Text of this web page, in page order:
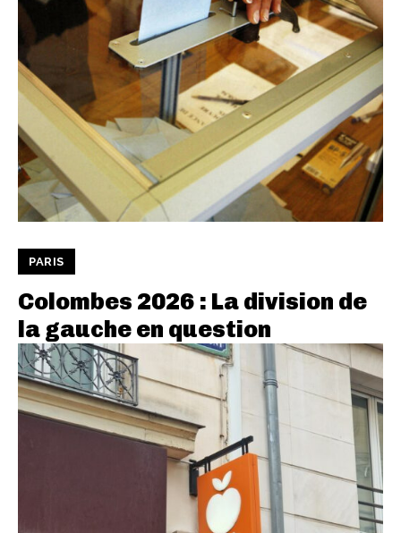
PARIS
Colombes 2026 : La division de
la gauche en question